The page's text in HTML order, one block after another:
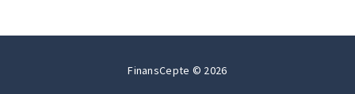
FinansCepte © 2026